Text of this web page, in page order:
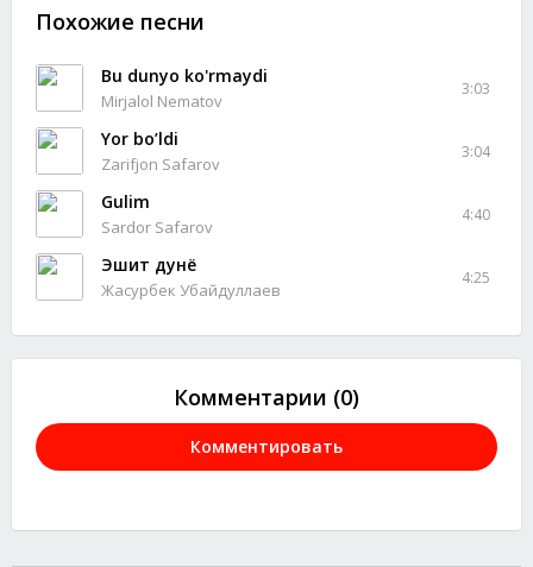
Похожие песни
Bu dunyo ko'rmaydi
Mirjalol Nematov
3:03
Yor bo’ldi
Zarifjon Safarov
3:04
Gulim
Sardor Safarov
4:40
Эшит дунё
Жасурбек Убайдуллаев
4:25
Комментарии (0)
Комментировать